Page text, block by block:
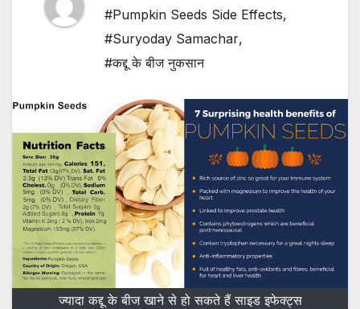
#Pumpkin Seeds Side Effects,
#Suryoday Samachar,
#कद्दू के बीज नुकसान
ज्यादा कद्दू के बीज खाने से हो सकते हैं साइड इफेक्ट्स